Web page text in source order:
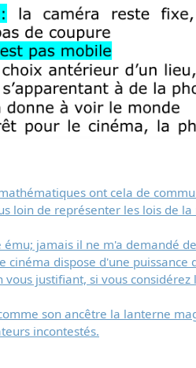
ce
ont cela de
loin de représenter les lois de
jamais il ne m'a demandé
dispose d'une
justifiant, si vous
son ancêtre la lanterne
incontestés.